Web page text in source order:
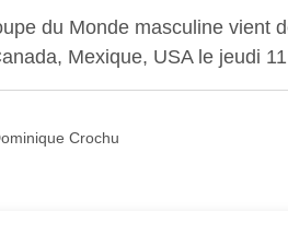
du Monde masculine vient
Mexique, USA le jeudi
Crochu